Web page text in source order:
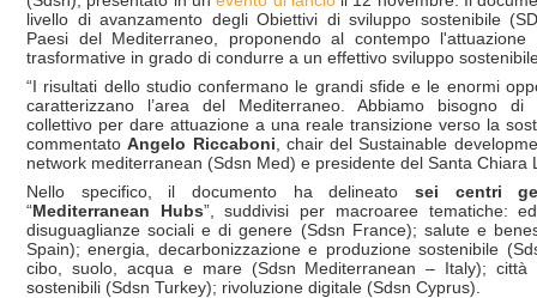
livello di avanzamento degli Obiettivi di sviluppo sostenibile
Paesi del Mediterraneo, proponendo al contempo l'attuazione
trasformative in grado di condurre a un effettivo sviluppo
“I risultati dello studio confermano le grandi sfide e le enormi
caratterizzano l’area del Mediterraneo. Abbiamo bisogno di
collettivo per dare attuazione a una reale transizione verso la
commentatoAngelo Riccaboni , chair del Sustainable
network mediterranean (Sdsn Med) e presidente del Santa Chiara
Nello specifico, il documento ha delineato sei centri
“Mediterranean Hubs”, suddivisi per macroaree tematiche:
disuguaglianze sociali e di genere (Sdsn France); salute e
Spain); energia, decarbonizzazione e produzione sostenibile
cibo, suolo, acqua e mare (Sdsn Mediterranean – Italy); città
sostenibili (Sdsn Turkey); rivoluzione digitale (Sdsn Cyprus).